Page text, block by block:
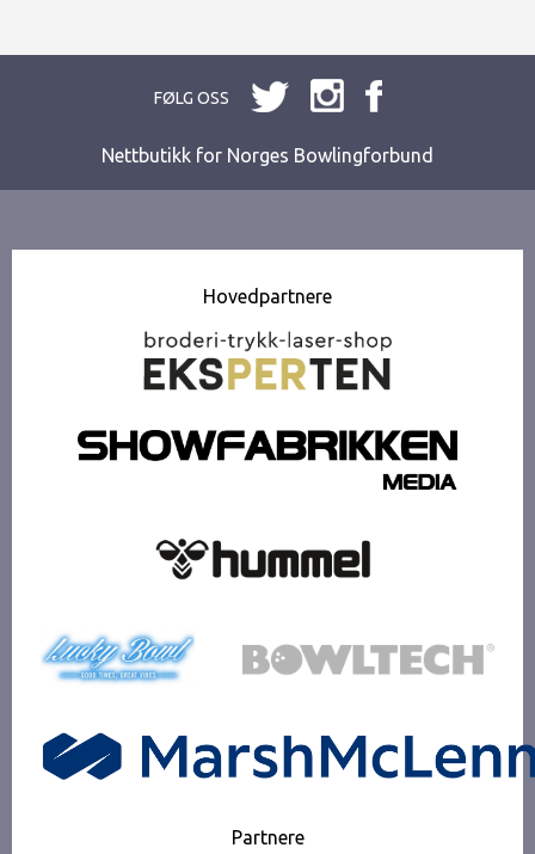
FØLG OSS
Nettbutikk for Norges Bowlingforbund
Hovedpartnere
Partnere